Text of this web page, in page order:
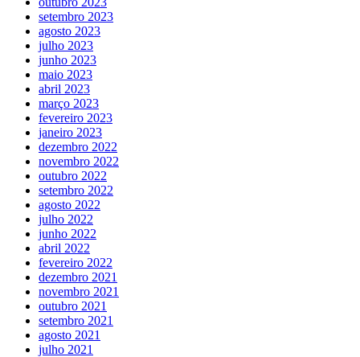
setembro 2023
agosto 2023
julho 2023
junho 2023
maio 2023
abril 2023
março 2023
fevereiro 2023
janeiro 2023
dezembro 2022
novembro 2022
outubro 2022
setembro 2022
agosto 2022
julho 2022
junho 2022
abril 2022
fevereiro 2022
dezembro 2021
novembro 2021
outubro 2021
setembro 2021
agosto 2021
julho 2021